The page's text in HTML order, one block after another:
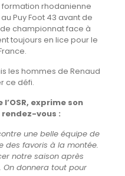
rhodanienne
Puy Foot 43 avant de
championnat face à
toujours en lice pour le
les hommes de Renaud
ce défi.
l’OSR, exprime son
vous :
une belle équipe de
des favoris à la montée.
notre saison après
On donnera tout pour